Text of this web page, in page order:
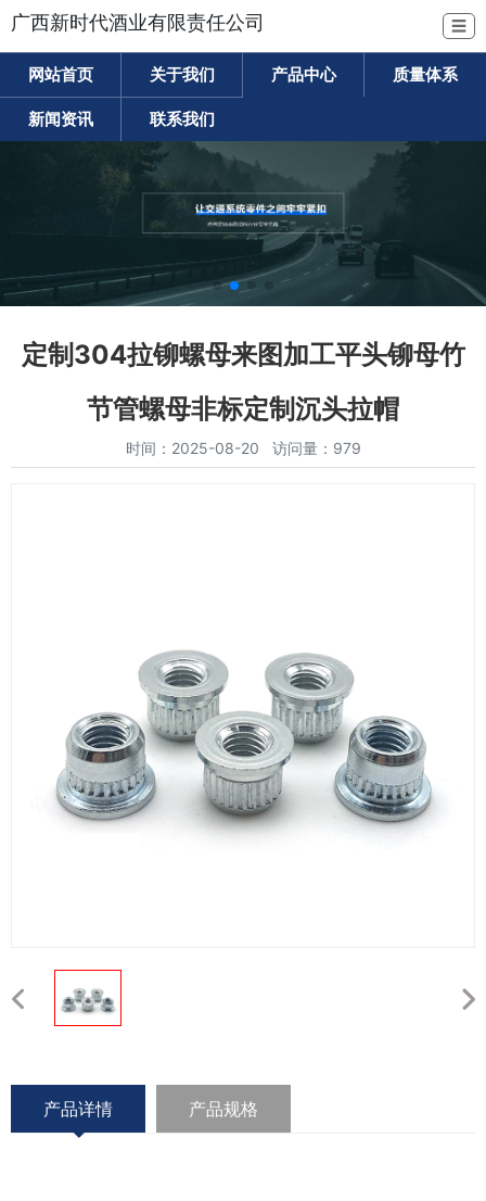
广西新时代酒业有限责任公司 ☰
网站首页 关于我们 产品中心 质量体系
新闻资讯 联系我们
定制304拉铆螺母来图加工平头铆母竹
节管螺母非标定制沉头拉帽
时间：2025-08-20 访问量：979
产品详情 产品规格